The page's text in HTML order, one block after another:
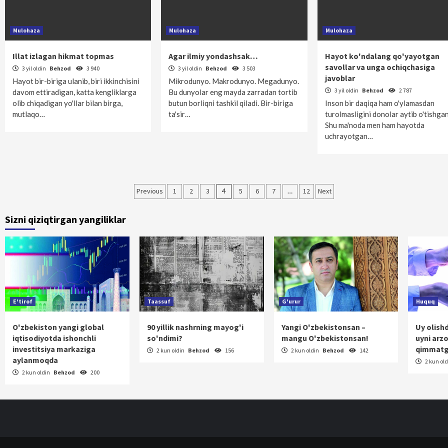
Mulohaza
Illat izlagan hikmat topmas
3 yil oldin Behzod 3 940
Hayot bir-biriga ulanib, biri ikkinchisini
davom ettiradigan, katta kengliklarga
olib chiqadigan yo'llar bilan birga,
mutlaqo…
Mulohaza
Agar ilmiy yondashsak…
3 yil oldin Behzod 3 503
Mikrodunyo. Makrodunyo. Megadunyo.
Bu dunyolar eng mayda zarradan tortib
butun borliqni tashkil qiladi. Bir-biriga
ta'sir…
Mulohaza
Hayot ko'ndalang qo'yayotgan
savollar va unga ochiqchasiga
javoblar
3 yil oldin Behzod 2 787
Inson bir daqiqa ham o'ylamasdan
turolmasligini donolar aytib
Shu ma'noda men ham hayotda
uchrayotgan…
Maqolalar
Previous 1 2 3 4 5 6 7 … 12 Next
Sizni qiziqtirgan yangiliklar
E'tirof
O'zbekiston yangi global
iqtisodiyotda ishonchli
investitsiya markaziga
aylanmoqda
2 kun oldin Behzod 200
Taassuf
90 yillik nashrning mayog'i
so'ndimi?
2 kun oldin Behzod 156
G'urur
Yangi O'zbekistonsan –
mangu O'zbekistonsan!
2 kun oldin Behzod 142
Huquq
Uy
uyni
2 kun